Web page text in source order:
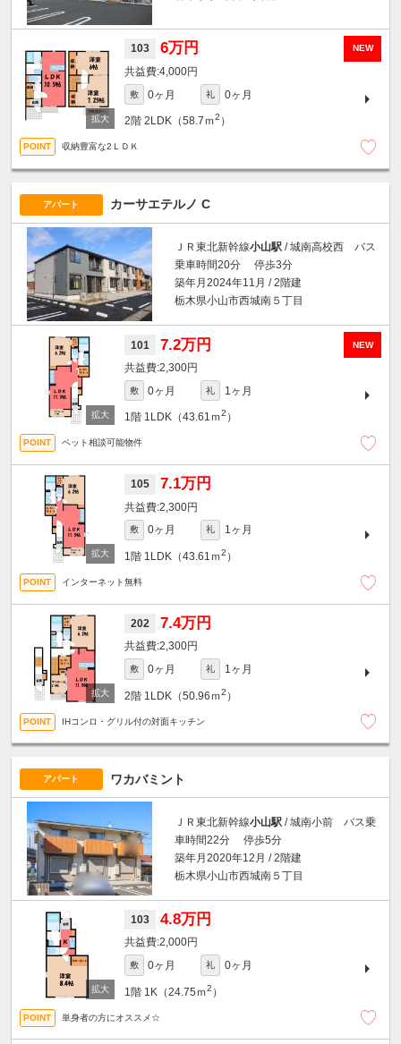
NEW
103 6万円
4,000円
敷 0ヶ月 礼 0ヶ月
2階 2LDK（58.7ｍ2 ）
収納豊富な2ＬＤＫ
アパート カーサエテルノ C
ＪＲ東北新幹線小山駅 / 城南高校西 バス
乗車時間20分 停歩3分
築年月2024年11月 / 2階建
栃木県小山市西城南５丁目
NEW
101 7.2万円
2,300円
敷 0ヶ月 礼 1ヶ月
1階 1LDK（43.61ｍ2 ）
ペット相談可能物件
105 7.1万円
2,300円
敷 0ヶ月 礼 1ヶ月
1階 1LDK（43.61ｍ2 ）
インターネット無料
202 7.4万円
2,300円
敷 0ヶ月 礼 1ヶ月
2階 1LDK（50.96ｍ2 ）
IHコンロ・グリル付の対面キッチン
アパート ワカバミント
ＪＲ東北新幹線小山駅 / 城南小前 バス乗
車時間22分 停歩5分
築年月2020年12月 / 2階建
栃木県小山市西城南５丁目
103 4.8万円
2,000円
敷 0ヶ月 礼 0ヶ月
1階 1K（24.75ｍ2 ）
単身者の方にオススメ☆